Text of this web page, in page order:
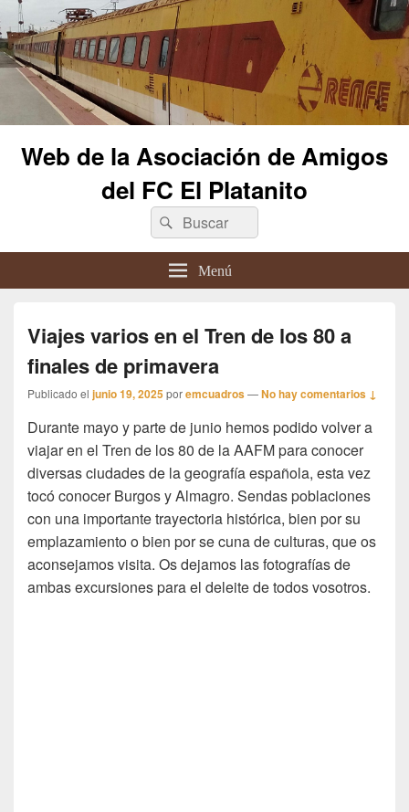
Web de la Asociación de Amigos
del FC El Platanito
Buscar
por:
Buscar
Menú
Viajes varios en el Tren de los 80 a
finales de primavera
Publicado el junio 19, 2025poremcuadros—No hay comentarios ↓
Durante mayo y parte de junio hemos podido volver a
viajar en el Tren de los 80 de la AAFM para conocer
diversas ciudades de la geografía española, esta vez
tocó conocer Burgos y Almagro. Sendas poblaciones
con una importante trayectoria histórica, bien por su
emplazamiento o bien por se cuna de culturas, que os
aconsejamos visita. Os dejamos las fotografías de
ambas excursiones para el deleite de todos vosotros.